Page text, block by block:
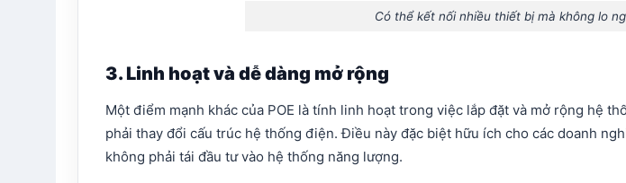
Có thể kết nối nhiều thiết bị mà không lo
3. Linh hoạt và dễ dàng mở rộng
Một điểm mạnh khác của POE là tính linh hoạt trong việc lắp đặt và mở rộng hệ
phải thay đổi cấu trúc hệ thống điện. Điều này đặc biệt hữu ích cho các doanh
không phải tái đầu tư vào hệ thống năng lượng.